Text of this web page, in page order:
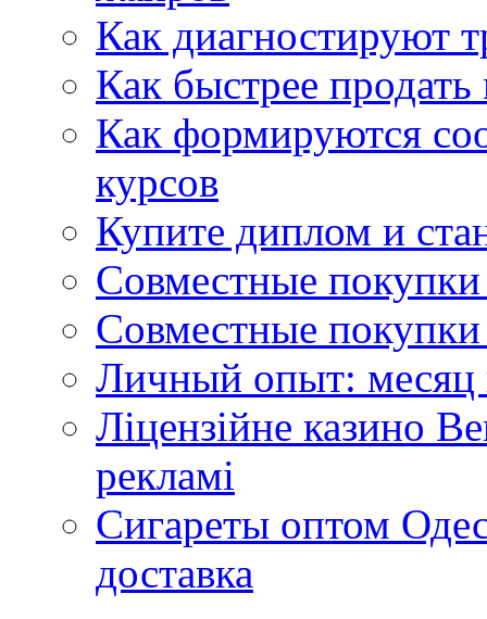
Как диагностируют
Как быстрее
Как формируются
курсов
Купите диплом и
Совместные
Совместные покупки
Личный опыт: месяц
Ліцензійне казино
рекламі
Сигареты оптом
доставка